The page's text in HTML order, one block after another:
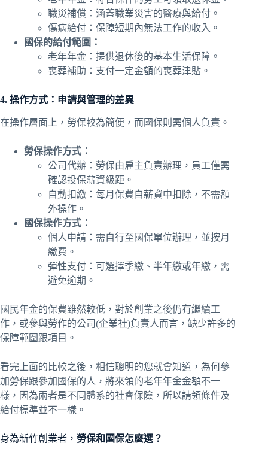
職災補償：涵蓋職業災害的醫療與給付。
傷病給付：保障短期內無法工作的收入。
國保的給付範圍：
老年年金：提供退休後的基本生活保障。
喪葬補助：支付一定金額的喪葬津貼。
4. 操作方式：申請與管理的差異
在操作層面上，勞保較為簡便，而國保則需個人負責。
勞保操作方式：
公司代辦：勞保由雇主負責辦理，員工僅需
確認投保薪資級距。
自動扣繳：每月保費自薪資中扣除，不需額
外操作。
國保操作方式：
個人申請：需自行至國保單位辦理，並按月
繳費。
彈性支付：可選擇季繳、半年繳或年繳，需
避免逾期。
國民年金的保費雖然較低，對於創業之後仍有繼續工
作，或參與勞作的公司(企業社)負責人而言，缺少許多的
保障範圍跟項目。
看完上面的比較之後，相信聰明的您就會知道，為何參
加勞保跟參加國保的人，將來領的老年年金金額不一
樣，因為兩者是不同體系的社會保險，所以請領條件及
給付標準並不一樣。
身為新竹創業者， 勞保和國保怎麼選？